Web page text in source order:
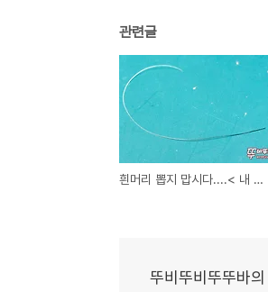
관련글
흰머리 뽑지 맙시다....< 내 머리... >
뚜비뚜비뚜뚜바